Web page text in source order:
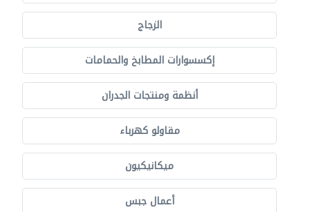
الزجاج
إكسسوارات المطابخ والحمامات
أنظمة ومنتجات الجدران
مقاولو كهرباء
ميكانيكيون
أعمال جبس